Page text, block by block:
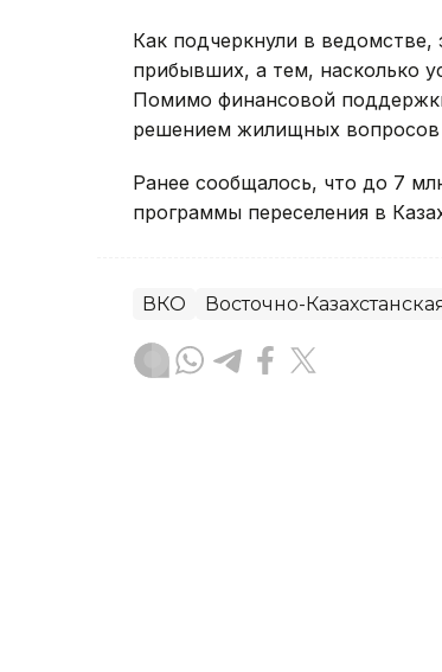
Как подчеркнули в
прибывших, а тем, насколько
Помимо финансовой
решением жилищных вопросов
Ранее сообщалось, что до 7
программы переселения в
ВКО Восточно-